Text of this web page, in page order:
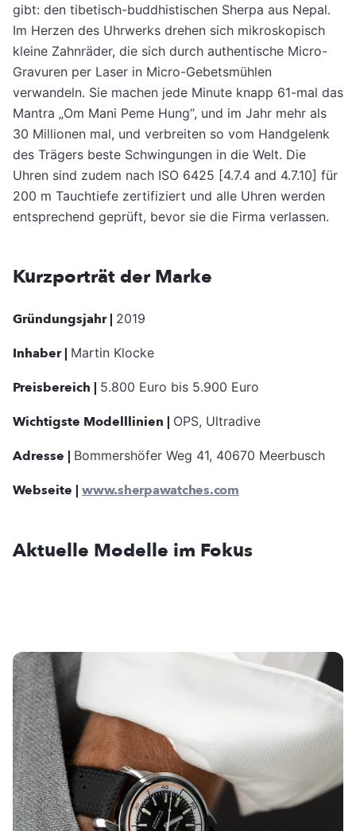
gibt: den tibetisch-buddhistischen Sherpa aus Nepal.
Im Herzen des Uhrwerks drehen sich mikroskopisch
kleine Zahnräder, die sich durch authentische Micro-
Gravuren per Laser in Micro-Gebetsmühlen
verwandeln. Sie machen jede Minute knapp 61-mal das
Mantra „Om Mani Peme Hung“, und im Jahr mehr als
30 Millionen mal, und verbreiten so vom Handgelenk
des Trägers beste Schwingungen in die Welt. Die
Uhren sind zudem nach ISO 6425 [4.7.4 and 4.7.10] für
200 m Tauchtiefe zertifiziert und alle Uhren werden
entsprechend geprüft, bevor sie die Firma verlassen.
Kurzporträt der Marke
Gründungsjahr | 2019
Inhaber | Martin Klocke
Preisbereich | 5.800 Euro bis 5.900 Euro
Wichtigste Modelllinien | OPS, Ultradive
Adresse | Bommershöfer Weg 41, 40670 Meerbusch
Webseite | www.sherpawatches.com
Aktuelle Modelle im Fokus